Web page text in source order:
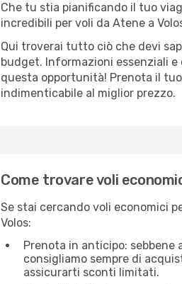
Che tu stia pianificando il tuo
incredibili per voli da Atene a
Qui troverai tutto ciò che devi
budget. Informazioni essenziali
questa opportunità! Prenota il
indimenticabile al miglior prezzo.
Come trovare voli
Se stai cercando voli economici
Volos:
Prenota in anticipo:
consigliamo sempre di
assicurarti sconti limitati.